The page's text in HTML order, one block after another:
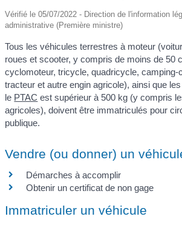
Vérifié le 05/07/2022 - Direction de l'information
administrative (Première ministre)
Tous les véhicules terrestres à moteur
roues et scooter, y compris de moins de 50
cyclomoteur, tricycle, quadricycle, camping-
tracteur et autre engin agricole), ainsi que
le PTAC est supérieur à 500 kg (y compris
agricoles), doivent être immatriculés pour
publique.
Vendre (ou donner) un
Démarches à accomplir
Obtenir un certificat de non gage
Immatriculer un véhicule